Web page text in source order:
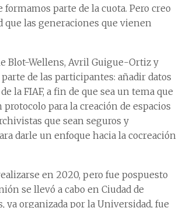
parte de la cuota. Pero creo
las generaciones que vienen
Blot-Wellens, Avril Guigue-Ortiz y
de las participantes: añadir datos
la FIAF, a fin de que sea un tema que
para la creación de espacios
que sean seguros y
darle un enfoque hacia la cocreación
en 2020, pero fue pospuesto
se llevó a cabo en Ciudad de
ya organizada por la Universidad, fue